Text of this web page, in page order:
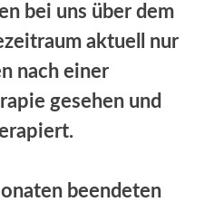
bei uns über dem
aktuell nur
nach einer
gesehen und
beendeten